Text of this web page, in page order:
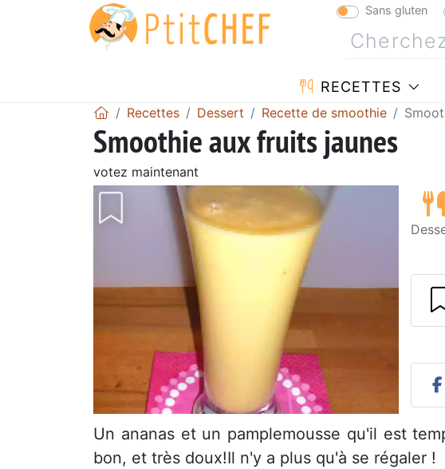
Sans gluten
RECETTES
Recettes Dessert Recette de smoothie
Smoothie aux fruits jaunes
votez maintenant
Un ananas et un pamplemousse qu'il est
bon, et très doux!Il n'y a plus qu'à se régaler !